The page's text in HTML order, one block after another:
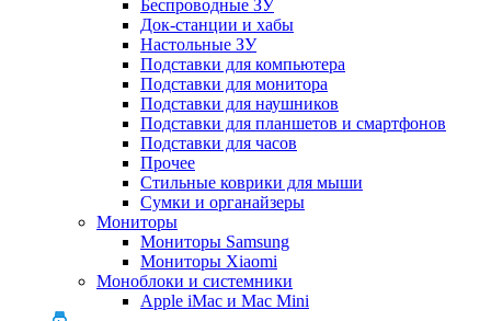
Беспроводные ЗУ
Док-станции и хабы
Настольные ЗУ
Подставки для компьютера
Подставки для монитора
Подставки для наушников
Подставки для планшетов и смартфонов
Подставки для часов
Прочее
Стильные коврики для мыши
Сумки и органайзеры
Мониторы
Мониторы Samsung
Мониторы Xiaomi
Моноблоки и системники
Apple iMac и Mac Mini